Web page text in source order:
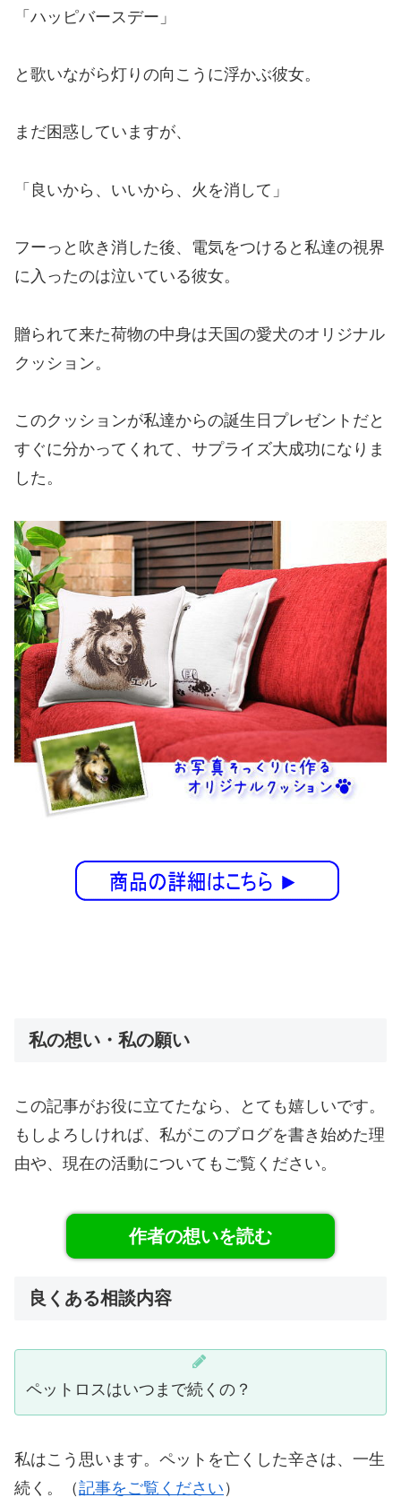
「ハッピバースデー」
と歌いながら灯りの向こうに浮かぶ彼女。
まだ困惑していますが、
「良いから、いいから、火を消して」
フーっと吹き消した後、電気をつけると私達の視界
に入ったのは泣いている彼女。
贈られて来た荷物の中身は天国の愛犬のオリジナル
クッション。
このクッションが私達からの誕生日プレゼントだと
すぐに分かってくれて、サプライズ大成功になりま
した。
私の想い・私の願い
この記事がお役に立てたなら、とても嬉しいです。
もしよろしければ、私がこのブログを書き始めた理
由や、現在の活動についてもご覧ください。
作者の想いを読む
良くある相談内容
ペットロスはいつまで続くの？
私はこう思います。ペットを亡くした辛さは、一生
続く。（記事をご覧ください ）